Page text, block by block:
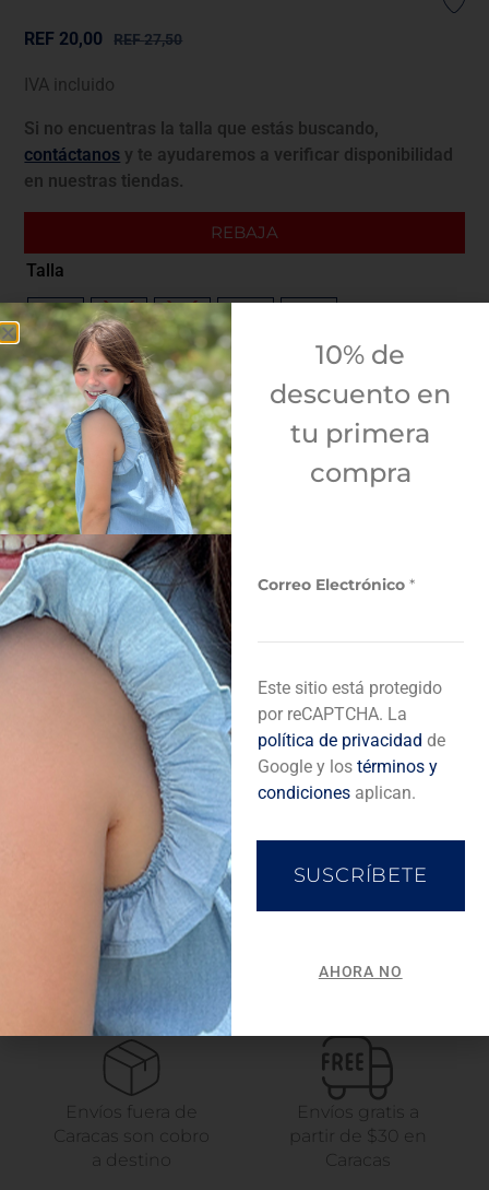
REF27,50
REF 20,00
IVA incluido
Si no encuentras la talla que estás buscando,
contáctanos y te ayudaremos a verificar disponibilidad
en nuestras tiendas.
REBAJA
Talla
6M 12M
Guía de tallas
¿Envolver para regalo?
Sí
Añadir a bolsa de compra
Descripción del producto
Completa tu look
Envíos fuera de
Caracas son cobro
a destino
Envíos gratis a
partir de $30 en
Caracas
10% de
descuento en
tu primera
compra
Correo Electrónico *
o
r
e
o
Este sitio está protegido
por reCAPTCHA. La
política de privacidad de
Google y los términos y
condicionesaplican.
SUSCRÍBETE
AHORA NO